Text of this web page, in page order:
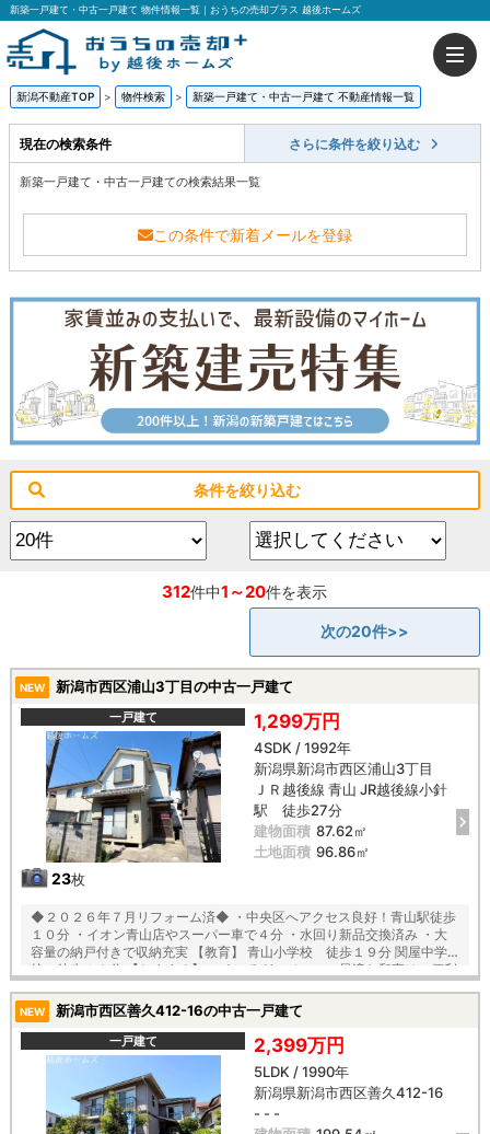
新築一戸建て・中古一戸建て 物件情報一覧｜おうちの売却プラス 越後ホームズ
新潟不動産TOP > 物件検索 > 新築一戸建て・中古一戸建て 不動産情報一覧
現在の検索条件 さらに条件を絞り込む
新築一戸建て・中古一戸建ての検索結果一覧
この条件で新着メールを登録
条件を絞り込む
312件中1～20件を表示
次の20件>>
NEW 新潟市西区浦山3丁目の中古一戸建て
一戸建て
23枚
1,299万円
4SDK / 1992年
新潟県新潟市西区浦山3丁目
ＪＲ越後線 青山 JR越後線小針
駅 徒歩27分
建物面積 87.62㎡
土地面積 96.86㎡
◆２０２６年７月リフォーム済◆ ・中央区へアクセス良好！青山駅徒歩
１０分 ・イオン青山店やスーパー車で４分 ・水回り新品交換済み ・大
容量の納戸付きで収納充実 【教育】 青山小学校 徒歩１９分 関屋中学
校 徒歩１９分 【おすすめ】 ・くつろぎスペースに最適な和室は、便利
０.７じょうの広々設計 ・作業はかどる３ツ口コンロのシステムキッチン
・窓付の納戸はランドリ―スペースにも最適
NEW 新潟市西区善久412-16の中古一戸建て
一戸建て 2,399万円
5LDK / 1990年
新潟県新潟市西区善久412-16
- - -